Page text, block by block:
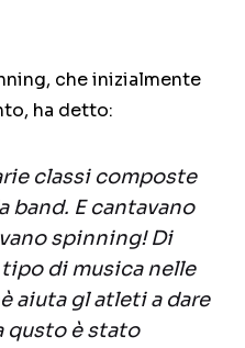
che inizialmente
ha detto:
classi composte
band. E cantavano
spinning! Di
di musica nelle
aiuta gl atleti a dare
qusto è stato